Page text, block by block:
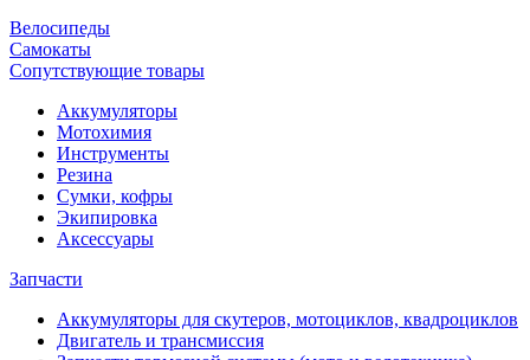
Велосипеды
Самокаты
Сопутствующие товары
Аккумуляторы
Мотохимия
Инструменты
Резина
Сумки, кофры
Экипировка
Аксессуары
Запчасти
Аккумуляторы для скутеров, мотоциклов, квадроциклов
Двигатель и трансмиссия